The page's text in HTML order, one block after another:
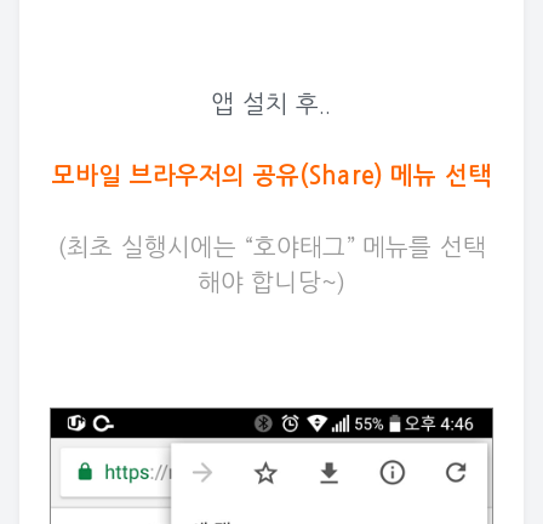
앱 설치 후..
모바일 브라우저의 공유(Share) 메뉴 선택
(최초 실행시에는 “호야태그” 메뉴를 선택
해야 합니당~)